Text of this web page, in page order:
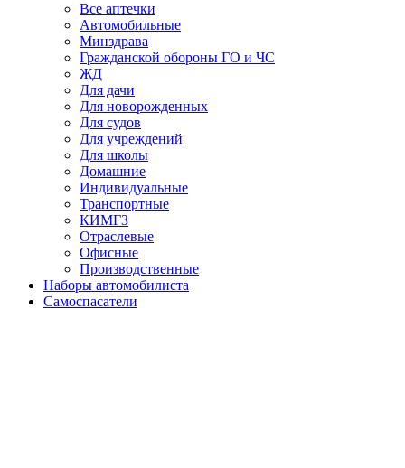
Все аптечки
Автомобильные
Минздрава
Гражданской обороны ГО и ЧС
ЖД
Для дачи
Для новорожденных
Для судов
Для учреждений
Для школы
Домашние
Индивидуальные
Транспортные
КИМГЗ
Отраслевые
Офисные
Производственные
Наборы автомобилиста
Самоспасатели